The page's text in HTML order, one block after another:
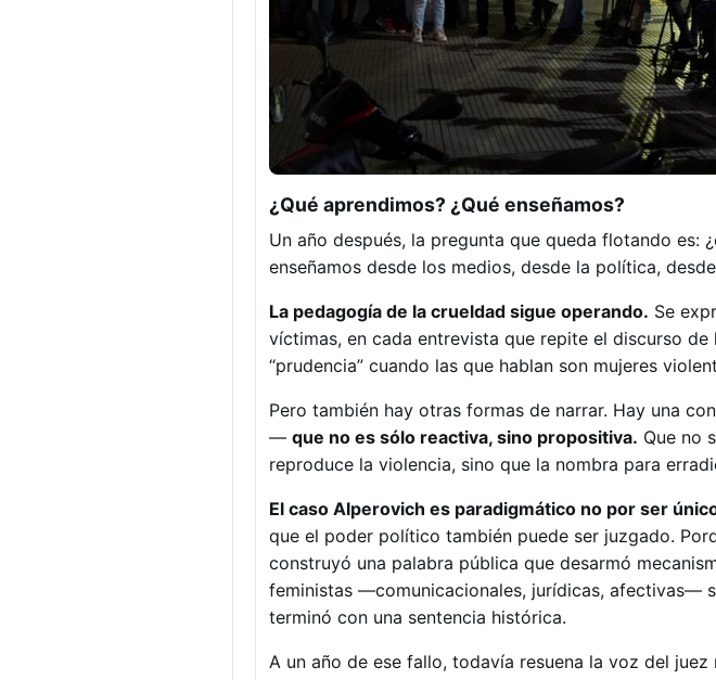
¿Qué aprendimos? ¿Qué enseñamos?
Un año después, la pregunta que queda flotando es:
enseñamos desde los medios, desde la política,
La pedagogía de la crueldad sigue operando. Se
víctimas, en cada entrevista que repite el discurso
“prudencia” cuando las que hablan son mujeres
Pero también hay otras formas de narrar. Hay una
— que no es sólo reactiva, sino propositiva. Que no
reproduce la violencia, sino que la nombra para
El caso Alperovich es paradigmático no por ser
que el poder político también puede ser juzgado.
construyó una palabra pública que desarmó
feministas —comunicacionales, jurídicas, afectivas—
terminó con una sentencia histórica.
A un año de ese fallo, todavía resuena la voz del